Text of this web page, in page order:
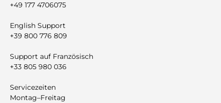
+49 177 4706075
English Support
+39 800 776 809
Support auf Französisch
+33 805 980 036
Servicezeiten
Montag–Freitag